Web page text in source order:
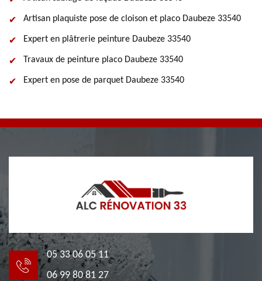
Artisan plaquiste pose de cloison et placo Daubeze 33540
Expert en plâtrerie peinture Daubeze 33540
Travaux de peinture placo Daubeze 33540
Expert en pose de parquet Daubeze 33540
05 33 06 05 11
06 99 80 81 27